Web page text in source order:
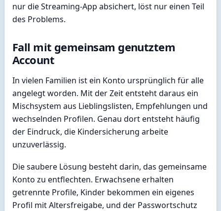
nur die Streaming-App absichert, löst nur einen Teil
des Problems.
Fall mit gemeinsam genutztem
Account
In vielen Familien ist ein Konto ursprünglich für alle
angelegt worden. Mit der Zeit entsteht daraus ein
Mischsystem aus Lieblingslisten, Empfehlungen und
wechselnden Profilen. Genau dort entsteht häufig
der Eindruck, die Kindersicherung arbeite
unzuverlässig.
Die saubere Lösung besteht darin, das gemeinsame
Konto zu entflechten. Erwachsene erhalten
getrennte Profile, Kinder bekommen ein eigenes
Profil mit Altersfreigabe, und der Passwortschutz